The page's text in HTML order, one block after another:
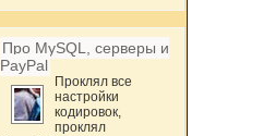
Про MySQL, серверы и
PayPal
Проклял все
настройки
кодировок,
проклял